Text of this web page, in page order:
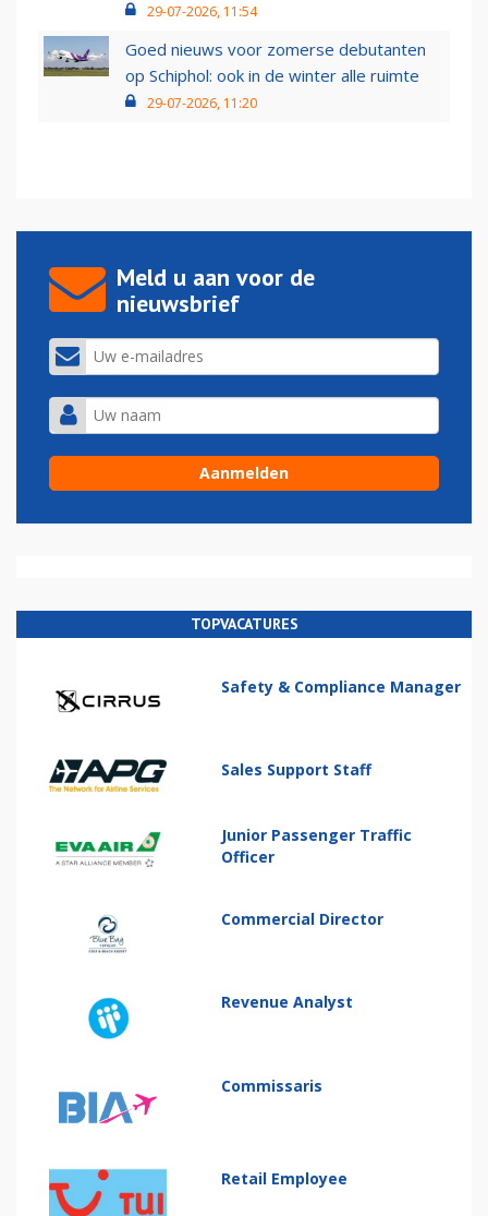
29-07-2026, 11:54
Goed nieuws voor zomerse debutanten
op Schiphol: ook in de winter alle ruimte
29-07-2026, 11:20
Meld u aan voor de
nieuwsbrief
TOPVACATURES
Safety & Compliance Manager
Sales Support Staff
Junior Passenger Traffic
Officer
Commercial Director
Revenue Analyst
Commissaris
Retail Employee